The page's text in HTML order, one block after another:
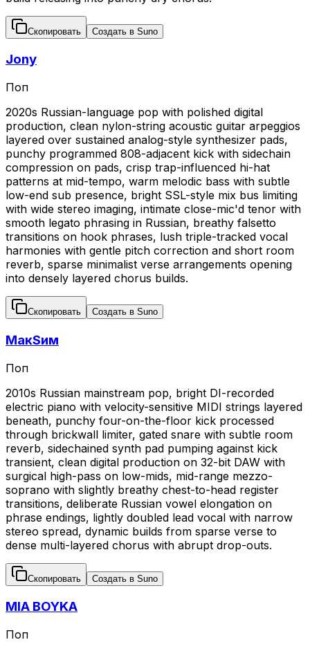
Скопировать Создать в Suno
Jony
Поп
2020s Russian-language pop with polished digital
production, clean nylon-string acoustic guitar arpeggios
layered over sustained analog-style synthesizer pads,
punchy programmed 808-adjacent kick with sidechain
compression on pads, crisp trap-influenced hi-hat
patterns at mid-tempo, warm melodic bass with subtle
low-end sub presence, bright SSL-style mix bus limiting
with wide stereo imaging, intimate close-mic'd tenor with
smooth legato phrasing in Russian, breathy falsetto
transitions on hook phrases, lush triple-tracked vocal
harmonies with gentle pitch correction and short room
reverb, sparse minimalist verse arrangements opening
into densely layered chorus builds.
Скопировать Создать в Suno
МакSим
Поп
2010s Russian mainstream pop, bright DI-recorded
electric piano with velocity-sensitive MIDI strings layered
beneath, punchy four-on-the-floor kick processed
through brickwall limiter, gated snare with subtle room
reverb, sidechained synth pad pumping against kick
transient, clean digital production on 32-bit DAW with
surgical high-pass on low-mids, mid-range mezzo-
soprano with slightly breathy chest-to-head register
transitions, deliberate Russian vowel elongation on
phrase endings, lightly doubled lead vocal with narrow
stereo spread, dynamic builds from sparse verse to
dense multi-layered chorus with abrupt drop-outs.
Скопировать Создать в Suno
MIA BOYKA
Поп